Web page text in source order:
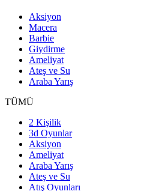
Aksiyon
Macera
Barbie
Giydirme
Ameliyat
Ateş ve Su
Araba Yarış
TÜMÜ
2 Kişilik
3d Oyunlar
Aksiyon
Ameliyat
Araba Yarış
Ateş ve Su
Atış Oyunları